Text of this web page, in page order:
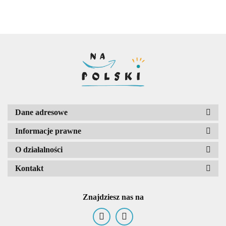
Dane adresowe
Informacje prawne
O działalności
Kontakt
Znajdziesz nas na